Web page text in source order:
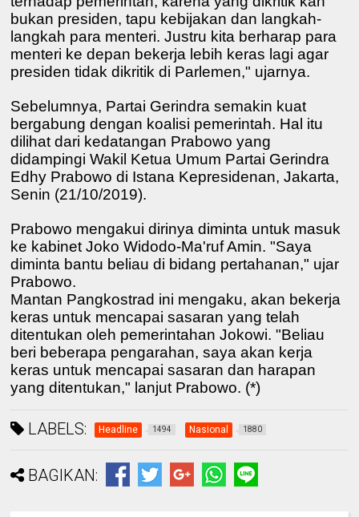
bukan presiden, tapu kebijakan dan langkah-
langkah para menteri. Justru kita berharap para
menteri ke depan bekerja lebih keras lagi agar
presiden tidak dikritik di Parlemen," ujarnya.
Sebelumnya, Partai Gerindra semakin kuat
bergabung dengan koalisi pemerintah. Hal itu
dilihat dari kedatangan Prabowo yang
didampingi Wakil Ketua Umum Partai Gerindra
Edhy Prabowo di Istana Kepresidenan, Jakarta,
Senin (21/10/2019).
Prabowo mengakui dirinya diminta untuk masuk
ke kabinet Joko Widodo-Ma'ruf Amin. "Saya
diminta bantu beliau di bidang pertahanan," ujar
Prabowo.
Mantan Pangkostrad ini mengaku, akan bekerja
keras untuk mencapai sasaran yang telah
ditentukan oleh pemerintahan Jokowi. "Beliau
beri beberapa pengarahan, saya akan kerja
keras untuk mencapai sasaran dan harapan
yang ditentukan," lanjut Prabowo. (*)
LABELS: Headline 1494 Nasional 1880
BAGIKAN: